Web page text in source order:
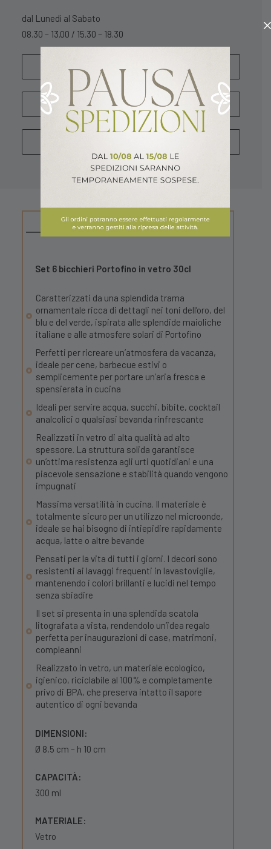
dal Lunedì al Sabato
08.30 – 13.00 / 15.30 – 18.30
WHATSAPP
DESCRIZIONE
Set 6 bicchieri Portofino in vetro 30cl
Caratterizzati da una splendida trama
ornamentale ricca di dettagli nei toni dell’oro, del
blu e del verde, ispirata alle splendide maioliche
italiane e alle atmosfere solari di Portofino
Perfetti per ricreare un’atmosfera da vacanza,
ideale per cene, barbecue estivi o
semplicemente per portare un’aria fresca e
spensierata in cucina
Ideali per servire acqua, succhi, bibite, cocktail
analcolici o qualsiasi bevanda rinfrescante
Realizzati in vetro di alta qualità ad alto
spessore. La struttura solida garantisce
un’ottima resistenza agli urti quotidiani e una
piacevole sensazione e stabilità quando vengono
impugnati
Massima versatilità in cucina. Il materiale è
totalmente sicuro per un utilizzo nel microonde,
ideale se hai bisogno di intiepidire rapidamente
acqua, latte o altre bevande
Pensati per la vita di tutti i giorni. I decori sono
resistenti ai lavaggi frequenti in lavastoviglie,
mantenendo i colori brillanti e lucidi nel tempo
senza sbiadire
Il set si presenta in una splendida scatola
litografata a vista, rendendolo un’idea regalo
perfetta per inaugurazioni di case, matrimoni,
compleanni
Realizzato in vetro, un materiale ecologico,
igienico, riciclabile al 100% e completamente
privo di BPA, che preserva intatto il sapore
autentico di ogni bevanda
DIMENSIONI:
Ø 8,5 cm – h 10 cm
CAPACITÀ:
300 ml
MATERIALE:
Vetro